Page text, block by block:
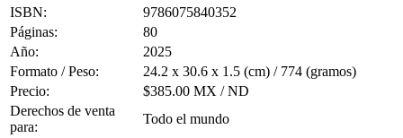
ISBN:
9786075840352
Páginas:
80
Año:
2025
Formato / Peso:
24.2 x 30.6 x 1.5 (cm) / 774 (gramos)
Precio:
$385.00 MX / ND
Derechos de venta
para:
Todo el mundo